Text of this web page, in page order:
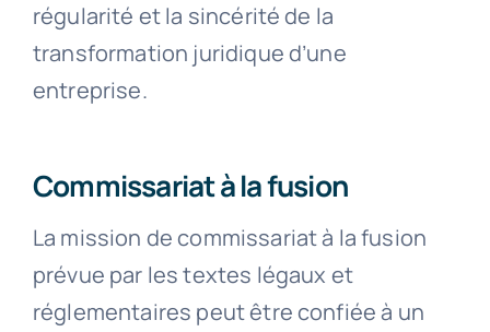
régularité et la sincérité de la
transformation juridique d’une
entreprise.
Commissariat à la fusion
La mission de commissariat à la fusion
prévue par les textes légaux et
réglementaires peut être confiée à un